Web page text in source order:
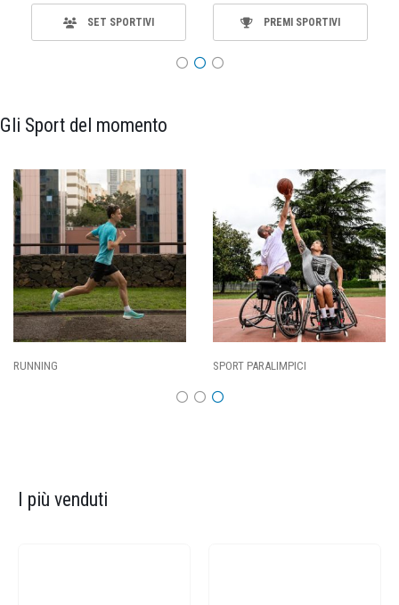
SET SPORTIVI PREMI SPORTIVI
Gli Sport del momento
CALCIO
I più venduti